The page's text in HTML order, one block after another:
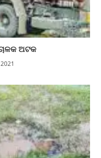
ଅଟକ